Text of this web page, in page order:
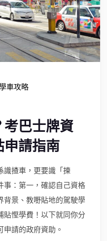
車攻略
巴士牌資
請指南
識揸車，更要識「揀
事：第一，確認自己資格
背景、教嘢貼地的駕駛學
貼慳學費！以下就同你分
請的政府資助。